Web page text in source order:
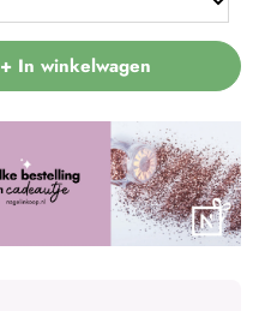
+ In winkelwagen